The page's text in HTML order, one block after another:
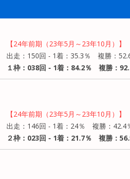
【24年前期（23年5月～23年10月）】
出走：150回 - 1着：35.3％ 複勝：
１枠：038回 - 1着：84.2％ 複勝：
【24年前期（23年5月～23年10月）】
出走：146回 - 1着：24％ 複勝：42.4
２枠：023回 - 1着：21.7％ 複勝：